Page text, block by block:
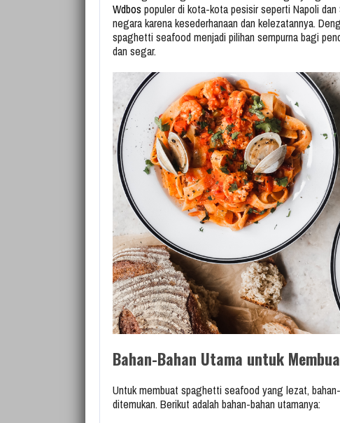
Wdbos populer di kota-kota pesisir seperti Napoli
negara karena kesederhanaan dan kelezatannya.
spaghetti seafood menjadi pilihan sempurna bagi
dan segar.
Bahan-Bahan Utama untuk
Untuk membuat spaghetti seafood yang lezat,
ditemukan. Berikut adalah bahan-bahan utamanya: